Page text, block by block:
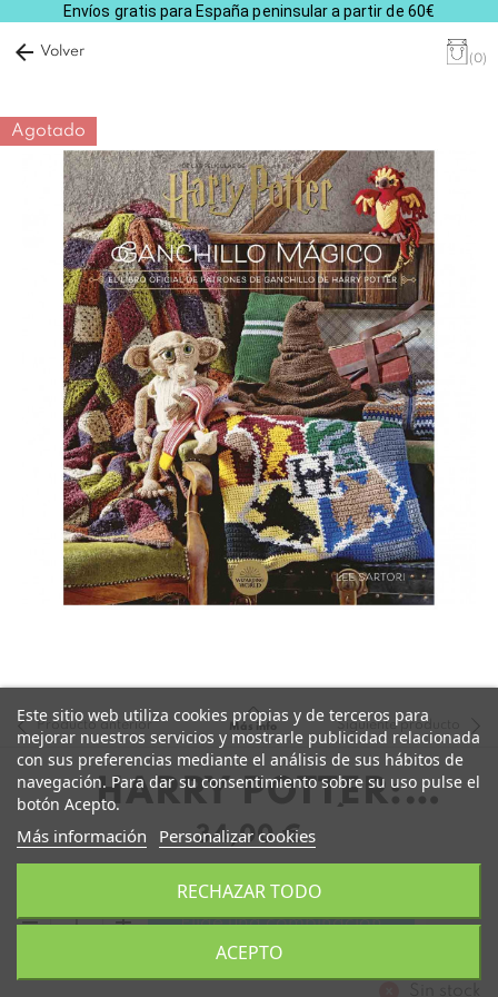
Envíos gratis para España peninsular a partir de 60€
arrow_back Volver (0)
Agotado
Más info
Producto anterior Siguiente producto
HARRY POTTER:
GANCHILLO MÁGICO
34,00 €
Elige una combinación
add
remove
Este sitio web utiliza cookies propias y de terceros para
mejorar nuestros servicios y mostrarle publicidad relacionada
con sus preferencias mediante el análisis de sus hábitos de
navegación. Para dar su consentimiento sobre su uso pulse el
botón Acepto.
Más información Personalizar cookies
RECHAZAR TODO
ACEPTO